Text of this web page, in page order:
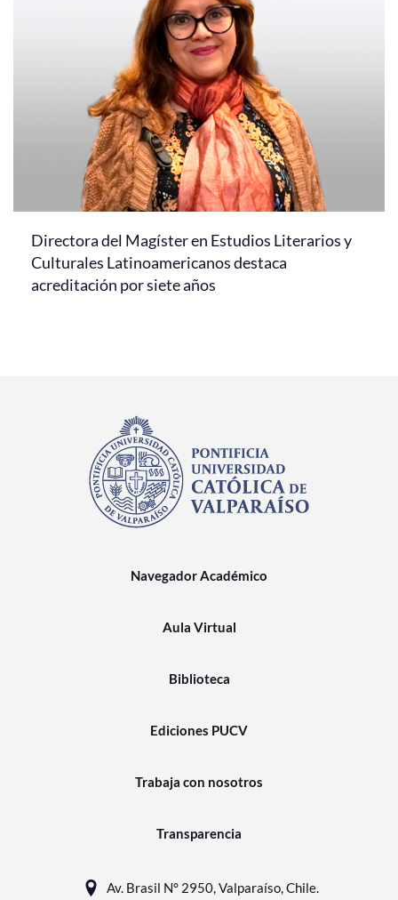
Directora del Magíster en Estudios Literarios y
Culturales Latinoamericanos destaca
acreditación por siete años
Navegador Académico
Aula Virtual
Biblioteca
Ediciones PUCV
Trabaja con nosotros
Transparencia
Av. Brasil N° 2950, Valparaíso, Chile.